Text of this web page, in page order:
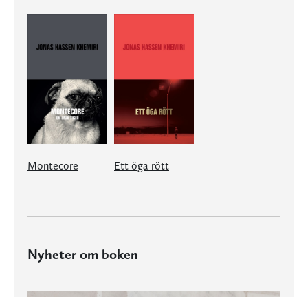
Montecore Ett öga rött
Nyheter om boken